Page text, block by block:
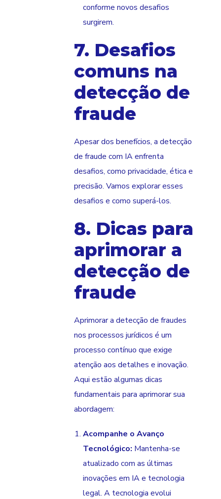
conforme novos desafios
surgirem.
7. Desafios
comuns na
detecção de
fraude
Apesar dos benefícios, a detecção
de fraude com IA enfrenta
desafios, como privacidade, ética e
precisão. Vamos explorar esses
desafios e como superá-los.
8. Dicas para
aprimorar a
detecção de
fraude
Aprimorar a detecção de fraudes
nos processos jurídicos é um
processo contínuo que exige
atenção aos detalhes e inovação.
Aqui estão algumas dicas
fundamentais para aprimorar sua
abordagem:
Acompanhe o Avanço
Tecnológico: Mantenha-se
atualizado com as últimas
inovações em IA e tecnologia
legal. A tecnologia evolui